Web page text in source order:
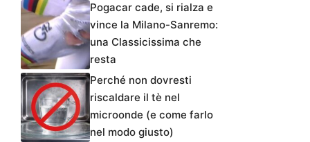
Pogacar cade, si rialza e
vince la Milano-Sanremo:
una Classicissima che
resta
Perché non dovresti
riscaldare il tè nel
microonde (e come farlo
nel modo giusto)